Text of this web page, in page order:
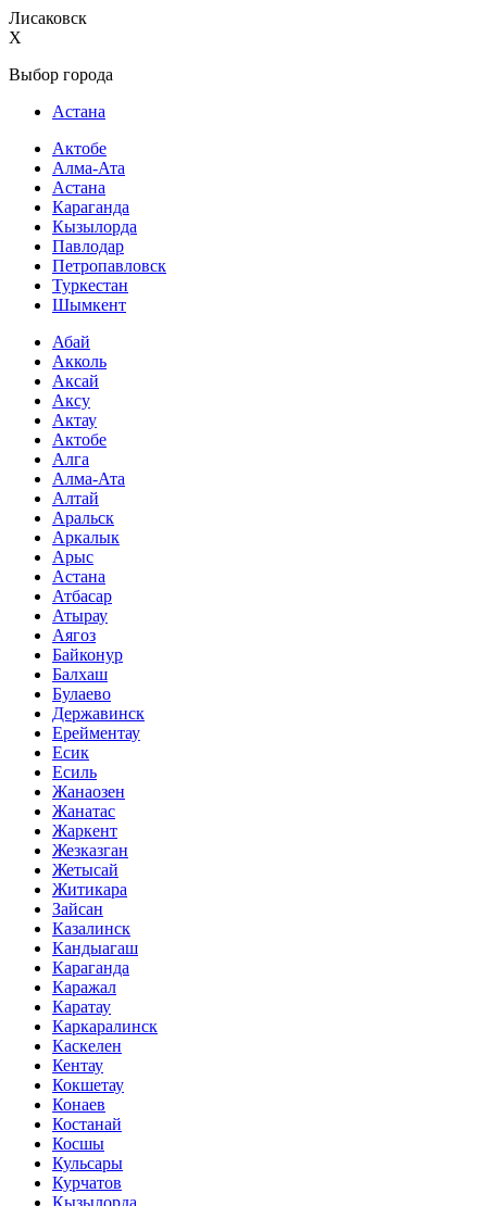
Лисаковск
X
Выбор города
Астана
Актобе
Алма-Ата
Астана
Караганда
Кызылорда
Павлодар
Петропавловск
Туркестан
Шымкент
Абай
Акколь
Аксай
Аксу
Актау
Актобе
Алга
Алма-Ата
Алтай
Аральск
Аркалык
Арыс
Астана
Атбасар
Атырау
Аягоз
Байконур
Балхаш
Булаево
Державинск
Ерейментау
Есик
Есиль
Жанаозен
Жанатас
Жаркент
Жезказган
Жетысай
Житикара
Зайсан
Казалинск
Кандыагаш
Караганда
Каражал
Каратау
Каркаралинск
Каскелен
Кентау
Кокшетау
Конаев
Костанай
Косшы
Кульсары
Курчатов
Кызылорда